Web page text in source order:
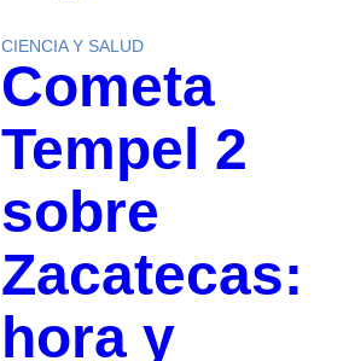
CIENCIA Y SALUD
Cometa
Tempel 2
sobre
Zacatecas:
hora y